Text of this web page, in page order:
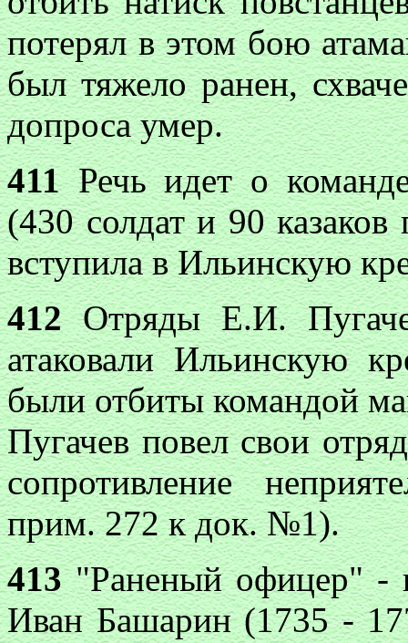
потерял в этом бою
был тяжело ранен,
допроса умер.
411Речь идет о
(430 солдат и 90
вступила в Ильинскую
412Отряды Е.И.
атаковали Ильинскую
были отбиты командой
Пугачев повел свои
сопротивление
прим. 272 к док. №1).
413"Раненый офицер" -
Иван Башарин (1735 -